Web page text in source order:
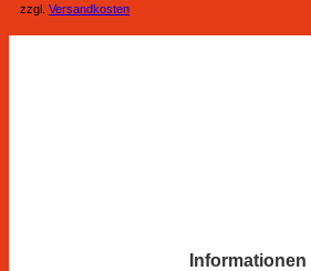
zzgl. Versandkosten
Informationen